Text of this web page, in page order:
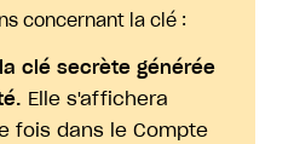
concernant la clé :
clé secrète générée
Elle s'affichera
fois dans le Compte